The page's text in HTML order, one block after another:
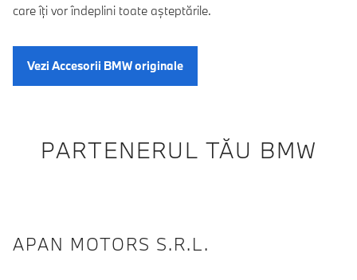
care îţi vor îndeplini toate aşteptările.
Vezi Accesorii BMW originale
PARTENERUL TĂU BMW
APAN MOTORS S.R.L.